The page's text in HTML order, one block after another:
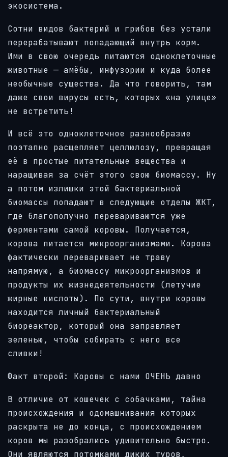
экосистема.
Сотни видов бактерий и грибов без устали
перерабатывают попадающий внутрь корм.
Ими в свою очередь питаются одноклеточные
животные — амёбы, инфузории и куда более
необычные существа. Да что говорить, там
даже свои вирусы есть, которых «на улице»
не встретить!
И всё это одноклеточное разнообразие
поэтапно расщепляет целлюлозу, превращая
её в простые питательные вещества и
наращивая за счёт этого свою биомассу. Ну
а потом излишки этой бактериальной
биомассы попадают в следующие отделы ЖКТ,
где благополучно перевариваются уже
ферментами самой коровы. Получается,
корова питается микроорганизмами. Корова
фактически переваривает не траву
напрямую, а биомассу микроорганизмов и
продукты их жизнедеятельности (летучие
жирные кислоты). По сути, внутри коровы
находится личный бактериальный
биореактор, который она заправляет
зеленью, чтобы собирать с него все
сливки!
Факт второй: Коровы с нами ОЧЕНЬ давно
В отличие от кошечек с собачками, тайна
происхождения и одомашнивания которых
раскрыта не до конца, с происхождением
коров мы разобрались удивительно быстро.
Они являются потомками диких туров,